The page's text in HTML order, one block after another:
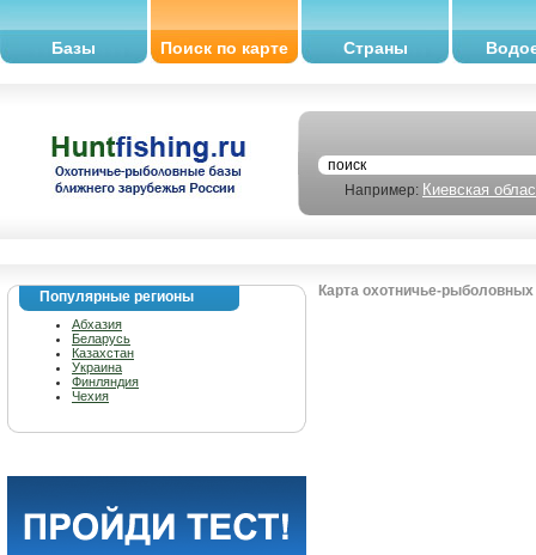
Базы Поиск по карте Страны
Например: Киевская
Популярные регионы
Абхазия
Беларусь
Казахстан
Украина
Финляндия
Чехия
Карта охотничье-рыболовных